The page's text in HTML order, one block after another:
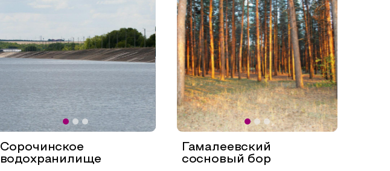
Сорочинское
водохранилище
Гамалеевский
сосновый бор